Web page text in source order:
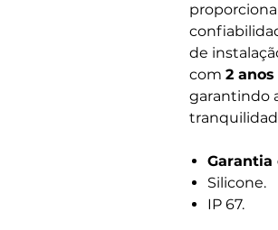
de
com 2
garantindo
Garantia
Silicone.
IP 67.